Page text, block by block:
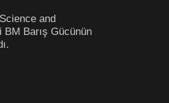
and
Barış Gücünün